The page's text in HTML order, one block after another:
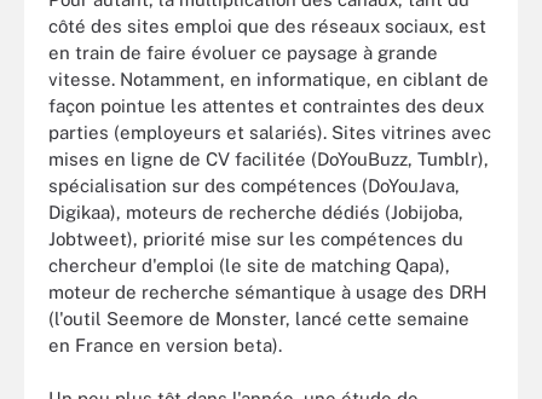
côté des sites emploi que des réseaux sociaux, est
en train de faire évoluer ce paysage à grande
vitesse. Notamment, en informatique, en ciblant de
façon pointue les attentes et contraintes des deux
parties (employeurs et salariés). Sites vitrines avec
mises en ligne de CV facilitée (DoYouBuzz, Tumblr),
spécialisation sur des compétences (DoYouJava,
Digikaa), moteurs de recherche dédiés (Jobijoba,
Jobtweet), priorité mise sur les compétences du
chercheur d'emploi (le site de matching Qapa),
moteur de recherche sémantique à usage des DRH
(l'outil Seemore de Monster, lancé cette semaine
en France en version beta).